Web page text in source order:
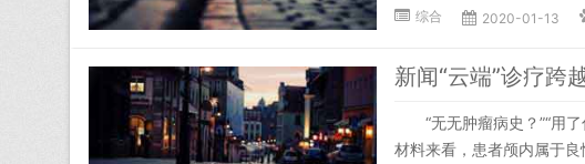
综合 2020-01-13
新闻“云端”诊疗跨
“无无肿瘤病史？”“用了
材料来看，患者颅内属于